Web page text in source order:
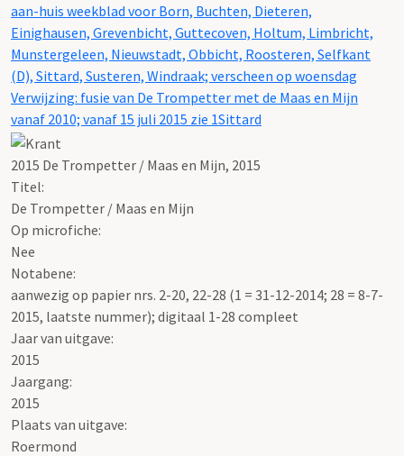
aan-huis weekblad voor Born, Buchten, Dieteren,
Einighausen, Grevenbicht, Guttecoven, Holtum, Limbricht,
Munstergeleen, Nieuwstadt, Obbicht, Roosteren, Selfkant
(D), Sittard, Susteren, Windraak; verscheen op woensdag
Verwijzing: fusie van De Trompetter met de Maas en Mijn
vanaf 2010; vanaf 15 juli 2015 zie 1Sittard
2015 De Trompetter / Maas en Mijn, 2015
Titel:
De Trompetter / Maas en Mijn
Op microfiche:
Nee
Notabene:
aanwezig op papier nrs. 2-20, 22-28 (1 = 31-12-2014; 28 = 8-7-
2015, laatste nummer); digitaal 1-28 compleet
Jaar van uitgave:
2015
Jaargang:
2015
Plaats van uitgave:
Roermond